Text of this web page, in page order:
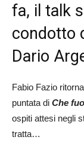
fa, il talk
condotto
Dario
Fabio Fazio
puntata di Che
ospiti attesi negli
tratta…